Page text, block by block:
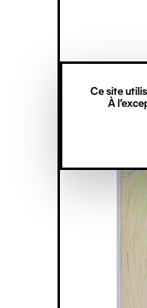
Ce site
À
principal
verticale